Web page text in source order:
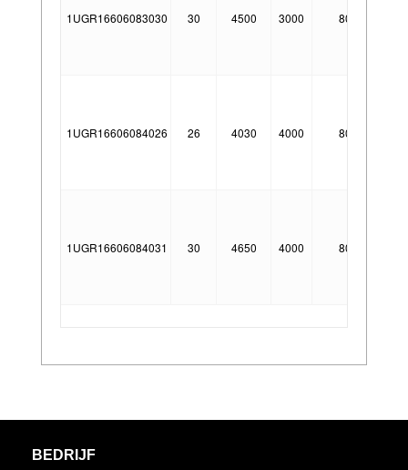
1UGR16606083030 30 4500 3000 80°
1UGR16606084026 26 4030 4000 80°
1UGR16606084031 30 4650 4000 80°
BEDRIJF